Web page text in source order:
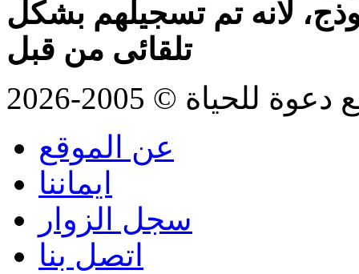
لانه تم تسجيلهم بشكل
تلقائى من قبل
© 2005-2026
عن الموقع
ايماننا
سجل الزوار
اتصل بنا